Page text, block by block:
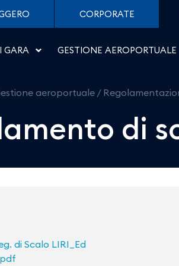
scalo -CORPORATE
GARA GESTIONE AEROPORTUALE
aeroportuale/
di
di Scalo LIRI_Ed